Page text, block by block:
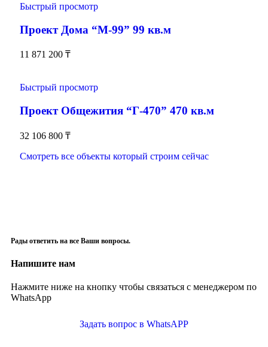
Быстрый просмотр
Проект Дома “М-99” 99 кв.м
11 871 200 ₸
Быстрый просмотр
Проект Общежития “Г-470” 470 кв.м
32 106 800 ₸
Смотреть все объекты который строим сейчас
Рады ответить на все Ваши вопросы.
Напишите нам
Нажмите ниже на кнопку чтобы связаться с менеджером по
WhatsApp
Задать вопрос в WhatsAPP